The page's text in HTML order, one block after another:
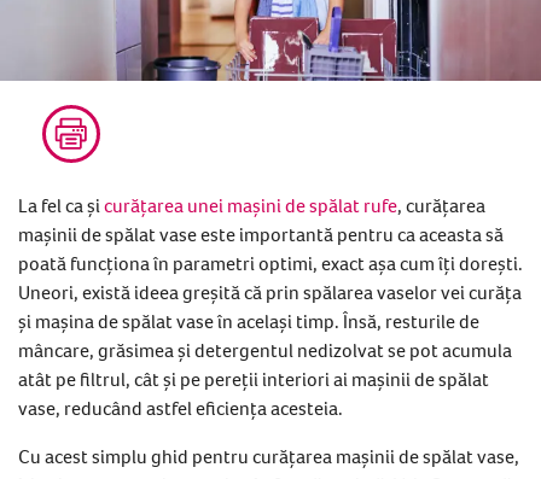
La fel ca și curățarea unei mașini de spălat rufe, curățarea
mașinii de spălat vase este importantă pentru ca aceasta să
poată funcționa în parametri optimi, exact așa cum îți dorești.
Uneori, există ideea greșită că prin spălarea vaselor vei curăța
și mașina de spălat vase în același timp. Însă, resturile de
mâncare, grăsimea și detergentul nedizolvat se pot acumula
atât pe filtrul, cât și pe pereții interiori ai mașinii de spălat
vase, reducând astfel eficiența acesteia.
Cu acest simplu ghid pentru curățarea mașinii de spălat vase,